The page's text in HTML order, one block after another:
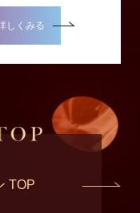
しくみる
TOP